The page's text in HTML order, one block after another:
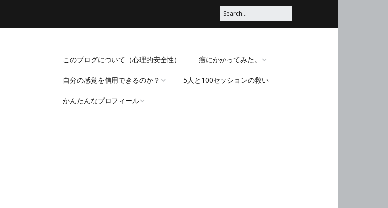
このブログについて（心理的安全性） 癌にかかってみた。
脳みそほじくられてみ
自分の感覚を信用できるのか？
「死にたい」と思うことについ
5人と100セッションの救い
かんたんなプロフィール